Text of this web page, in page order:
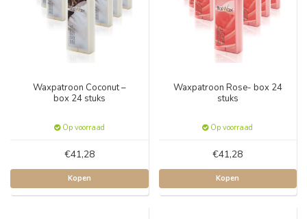
Waxpatroon Coconut –
box 24 stuks
Op voorraad
€41,28
Kopen
Waxpatroon Rose- box 24
stuks
Op voorraad
€41,28
Kopen